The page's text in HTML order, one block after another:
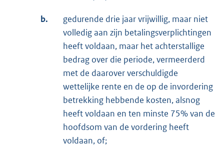
b.
gedurende drie jaar vrijwillig, maar niet
volledig aan zijn betalingsverplichtingen
heeft voldaan, maar het achterstallige
bedrag over die periode, vermeerderd
met de daarover verschuldigde
wettelijke rente en de op de invordering
betrekking hebbende kosten, alsnog
heeft voldaan en ten minste 75% van de
hoofdsom van de vordering heeft
voldaan, of;